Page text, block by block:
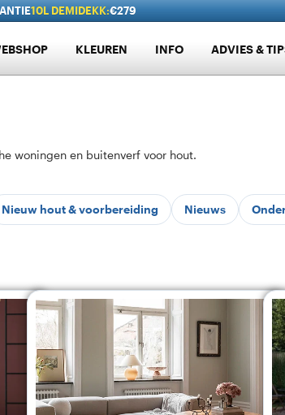
10L DEMIDEKK:€279
KLEUREN INFO ADVIES &
woningen en buitenverf voor hout.
Nieuw hout & voorbereiding Nieuws